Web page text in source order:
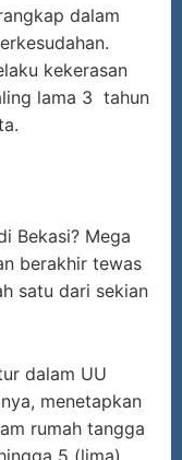
dalam
kekerasan
lama 3 tahun
Bekasi? Mega
berakhir tewas
satu dari sekian
dalam UU
menetapkan
rumah tangga
5 (lima)